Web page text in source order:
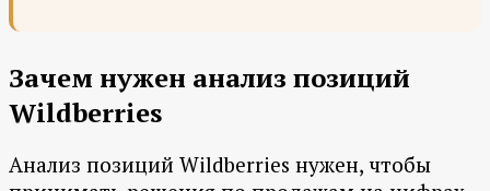
Зачем нужен анализ позиций
Wildberries
Анализ позиций Wildberries нужен, чтобы